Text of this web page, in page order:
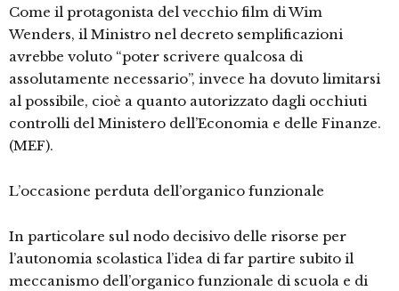
Come il protagonista del vecchio film di Wim
Wenders, il Ministro nel decreto semplificazioni
avrebbe voluto “poter scrivere qualcosa di
assolutamente necessario”, invece ha dovuto limitarsi
al possibile, cioè a quanto autorizzato dagli occhiuti
controlli del Ministero dell’Economia e delle Finanze.
(MEF).
L’occasione perduta dell’organico funzionale
In particolare sul nodo decisivo delle risorse per
l’autonomia scolastica l’idea di far partire subito il
meccanismo dell’organico funzionale di scuola e di